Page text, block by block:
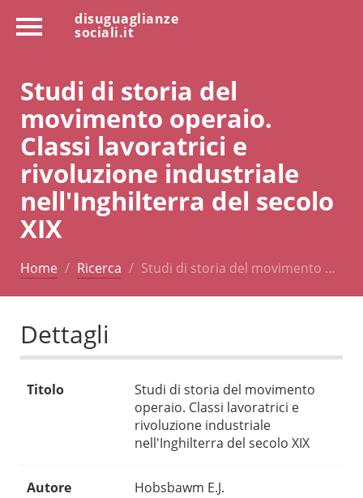
disuguaglianze
sociali.it
Studi di storia del
movimento operaio.
Classi lavoratrici e
rivoluzione industriale
nell'Inghilterra del secolo
XIX
Home Ricerca Studi di storia del movimento …
Dettagli
Titolo
Studi di storia del movimento
operaio. Classi lavoratrici e
rivoluzione industriale
nell'Inghilterra del secolo XIX
Autore Hobsbawm E.J.